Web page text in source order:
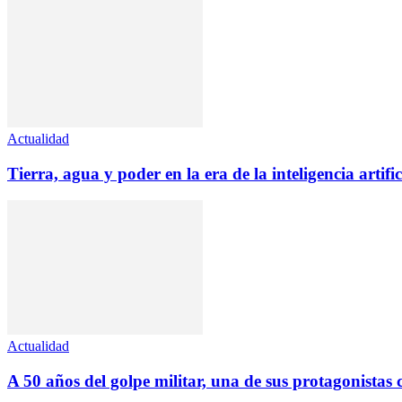
Actualidad
Tierra, agua y poder en la era de la inteligencia
Actualidad
A 50 años del golpe militar, una de sus protagonistas